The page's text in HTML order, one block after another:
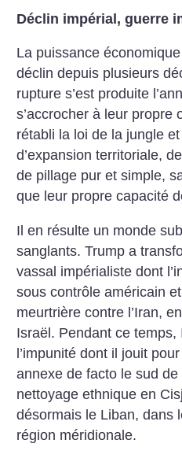
Déclin impérial, guerre
La puissance
déclin depuis plusieurs
rupture s’est produite
s’accrocher à leur propre
rétabli la loi de la jungle
d’expansion territoriale,
de pillage pur et simple,
que leur propre capacité
Il en résulte un monde
sanglants. Trump a
vassal impérialiste dont
sous contrôle américain
meurtrière contre l’Iran,
Israël. Pendant ce temps,
l’impunité dont il jouit
annexe de facto le sud
nettoyage ethnique en
désormais le Liban, dans
région méridionale.